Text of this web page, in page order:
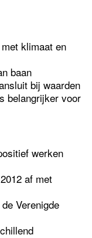
klimaat en
baan
bij waarden
belangrijker voor
werken
af met
Verenigde